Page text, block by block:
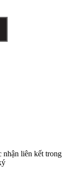
nhận liên kết trong